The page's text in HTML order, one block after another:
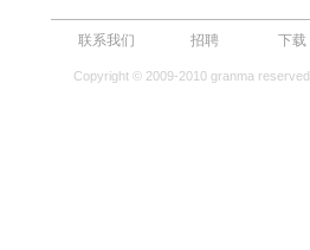
联系我们 招聘 下载
Copyright © 2009-2010 granma reserved